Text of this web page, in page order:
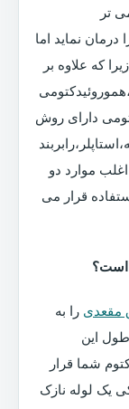
تر
نماید اما
که علاوه بر
دارای روش
موارد دو
قرار می
است؟
مقعدی را به
این
شما قرار
یک لوله نازک